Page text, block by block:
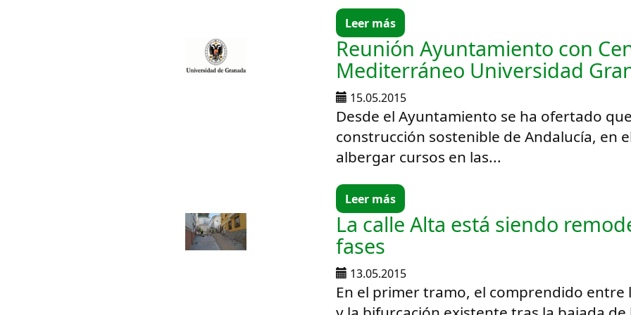
Leer más
Reunión Ayuntamiento con
Mediterráneo Universidad
15.05.2015
Desde el Ayuntamiento se ha ofertado
construcción sostenible de Andalucía, en
albergar cursos en las...
Leer más
La calle Alta está siendo
fases
13.05.2015
En el primer tramo, el comprendido entre